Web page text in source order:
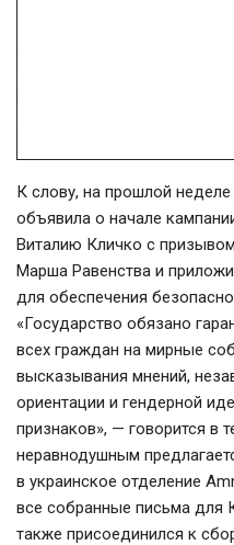
К слову, на прошлой
объявила о начале
Виталию Кличко с
Марша Равенства и
для обеспечения
«Государство обязано
всех граждан на мирные
высказывания мнений,
ориентации и гендерной
признаков», — говорится в
неравнодушным
в украинское отделение
все собранные письма для
также присоединился к